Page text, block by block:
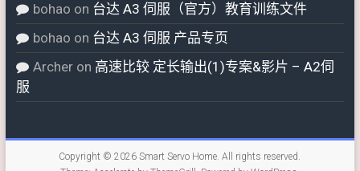
bohao on 台达 A3 伺服（官方）教育训练文件
bohao on 台达 A3 伺服 产品专页
Archeron 高速比较 定长输出(1)专案&影片 – A2伺
服
Copyright © 2026Smart Servo Home. All rights reserved.